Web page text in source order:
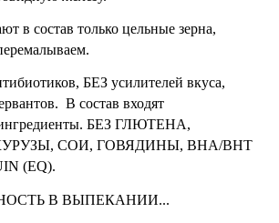
в состав только цельные зерна,
БЕЗ усилителей вкуса,
В состав входят
БЕЗ ГЛЮТЕНА,
СОИ, ГОВЯДИНЫ, BHA/BHT
(EQ).
В ВЫПЕКАНИИ...